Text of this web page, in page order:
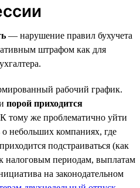
— нарушение правил бухучета
штрафом как для
рабочий график.
порой приходится
К тому же проблематично уйти
о небольших компаниях, где
подстраиваться (как
налоговым периодам, выплатам
на законодательном